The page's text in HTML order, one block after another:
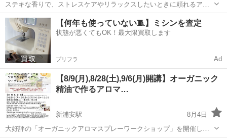
ステキな香りで、ストレスケアやリラックスしたいときに頼れるアロ
マオイル。 でも、もっと効率的であなたに合ったアロマを選ぶ方法が
あるのをご存知ですか？ それは、「嗅覚反応分析」という、国際特許
も取得している体質分析方法...
千葉 松戸市 アロマ
【何年も使っていない🧵】ミシンを査定
状態が悪くてもOK！最大限買取します
プリフラ Ad
【8/9(月),8/28(土),9/6(月)開講】オーガニック
精油で作るアロマ…
新浦安駅
8月4日
大好評の「オーガニックアロマスプレーワークショップ」を開催しま